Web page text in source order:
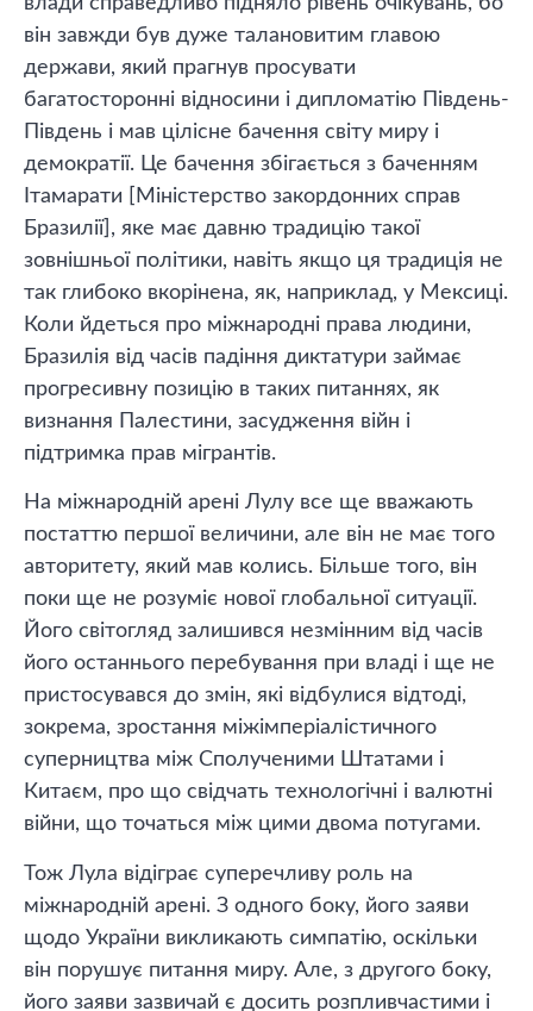
він завжди був дуже талановитим главою
держави, який прагнув просувати
багатосторонні відносини і дипломатію Південь-
Південь і мав цілісне бачення світу миру і
демократії. Це бачення збігається з баченням
Ітамарати [Міністерство закордонних справ
Бразилії], яке має давню традицію такої
зовнішньої політики, навіть якщо ця традиція не
так глибоко вкорінена, як, наприклад, у Мексиці.
Коли йдеться про міжнародні права людини,
Бразилія від часів падіння диктатури займає
прогресивну позицію в таких питаннях, як
визнання Палестини, засудження війн і
підтримка прав мігрантів.
На міжнародній арені Лулу все ще вважають
постаттю першої величини, але він не має того
авторитету, який мав колись. Більше того, він
поки ще не розуміє нової глобальної ситуації.
Його світогляд залишився незмінним від часів
його останнього перебування при владі і ще не
пристосувався до змін, які відбулися відтоді,
зокрема, зростання міжімперіалістичного
суперництва між Сполученими Штатами і
Китаєм, про що свідчать технологічні і валютні
війни, що точаться між цими двома потугами.
Тож Лула відіграє суперечливу роль на
міжнародній арені. З одного боку, його заяви
щодо України викликають симпатію, оскільки
він порушує питання миру. Але, з другого боку,
його заяви зазвичай є досить розпливчастими і